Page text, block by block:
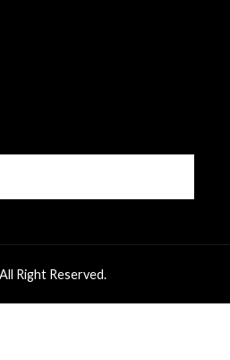
Right Reserved.